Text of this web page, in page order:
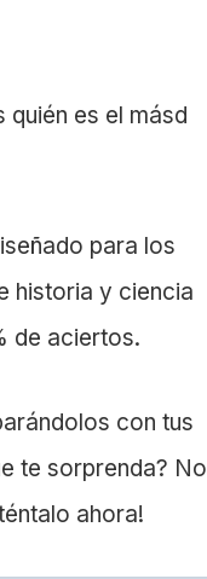
es el másd
para los
historia y ciencia
de aciertos.
con tus
te sorprenda? No
ahora!